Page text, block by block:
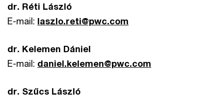
dr. Réti László
E-mail: laszlo.reti@pwc.com
dr. Kelemen Dániel
E-mail: daniel.kelemen@pwc.com
dr. Szűcs László